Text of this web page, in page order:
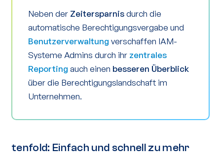
Neben der Zeitersparnisdurch die
automatische Berechtigungsvergabe und
Benutzerverwaltung verschaffen IAM-
Systeme Admins durch ihr zentrales
Reporting auch einen besseren Überblick
über die Berechtigungslandschaft im
Unternehmen.
tenfold: Einfach und schnell zu mehr